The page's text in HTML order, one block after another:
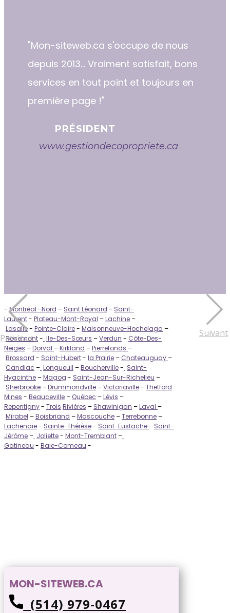
"​​Mon-siteweb.ca s'occupe de nous
depuis 2013... Vraiment satisfait, bons
services en tout point et toujours en
première page !"
PRÉSIDENT
www.gestiondecopropriete.ca
Previous Suivant
-Montréal -Nord – Saint Léonard - Saint-
Laurent- Plateau-Mont-Royal –Lachine –
Lasalle- Pointe-Claire- Maisonneuve-Hochelaga –
Rosemont- Ile-Des-Sœurs –Verdun - Côte-Des-
Neiges –Dorval –Kirkland –Pierrefonds –
Brossard - Saint-Hubert- la Prairie – Chateauguay –
Candiac – Longueuil –Boucherville- Saint-
Hyacinthe –Magog - Saint-Jean-Sur-Richelieu –
Sherbrooke –Drummondville –Victoriaville- Thetford
Mines - Beauceville – Québec –Lévis –
Repentigny- Trois Rivières – Shawinigan –Laval –
Mirabel –Boisbriand –Mascouche –Terrebonne –
Lachenaie- Sainte-Thérèse- Saint-Eustache- Saint-
Jérôme – Joliette- Mont-Tremblant –
Gatineau - Baie-Comeau -
MON-SITEWEB.CA
(514) 979-0467